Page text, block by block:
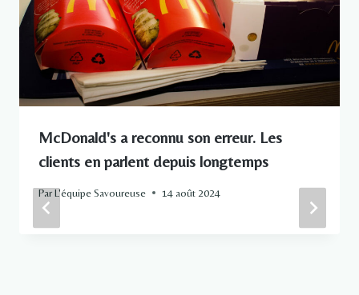
McDonald's a reconnu son erreur. Les
clients en parlent depuis longtemps
ParL'équipe Savoureuse 14 août 2024